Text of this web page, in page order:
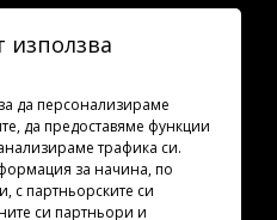
каса
10:00 - 19:30
ни
използва
да персонализираме
да предоставяме функции
трафика си.
за начина, по
с партньорските си
си партньори и